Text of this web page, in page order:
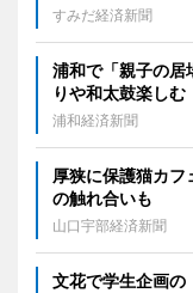
すみだ経済新聞
浦和で「親子の
りや和太鼓楽しむ
浦和経済新聞
厚狭に保護猫カ
の触れ合いも
山口宇部経済新聞
文花で学生企画